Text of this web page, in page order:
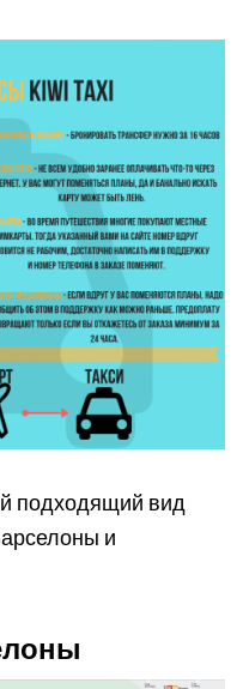
подходящий вид
и